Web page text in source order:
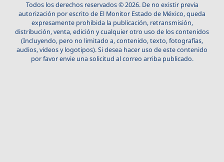
Todos los derechos reservados © 2026. De no existir previa
autorización por escrito de El Monitor Estado de México, queda
expresamente prohibida la publicación, retransmisión,
distribución, venta, edición y cualquier otro uso de los contenidos
(Incluyendo, pero no limitado a, contenido, texto, fotografías,
audios, videos y logotipos). Si desea hacer uso de este contenido
por favor envie una solicitud al correo arriba publicado.